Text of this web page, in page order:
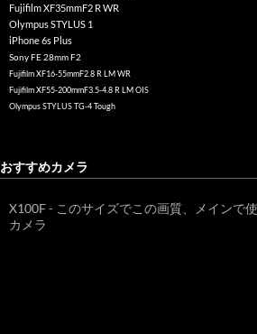
Fujifilm XF35mmF2 R WR
Olympus STYLUS 1
iPhone 6s Plus
Sony FE 28mm F2
Fujifilm XF16-55mmF2.8 R LM WR
Fujifilm XF55-200mmF3.5-4.8 R LM OIS
Olympus STYLUS TG-4 Tough
おすすめカメラ
X100F - このサイズでこの画質、メインで
カメラ